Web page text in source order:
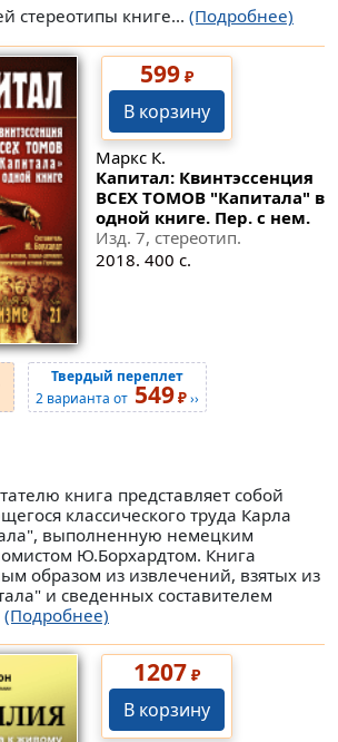
стереотипы книге... (Подробнее)
599₽
В корзину
Маркс К.
Капитал: Квинтэссенция
ВСЕХ ТОМОВ "Капитала" в
одной книге. Пер. с нем.
Изд. 7, стереотип.
2018. 400 с.
Твердый переплет
2 варианта от 549₽››
книга представляет собой
классического труда Карла
выполненную немецким
Ю.Борхардтом. Книга
образом из извлечений, взятых из
и сведенных составителем
(Подробнее)
1207 ₽
В корзину